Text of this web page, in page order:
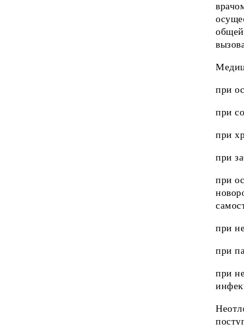
общей
при
при
при
при
при
при
при
при